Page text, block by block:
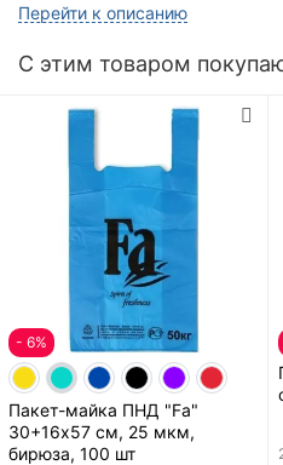
Перейти к описанию
C этим товаром
- 6%
Пакет-майка ПНД "Fa"
30+16х57 см, 25 мкм,
бирюза, 100 шт